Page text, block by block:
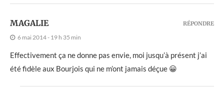
MAGALIE
6 mai 2014 - 19 h 35 min
Effectivement ça ne donne pas envie, moi jusqu’à présent j’ai
été fidèle aux Bourjois qui ne m’ont jamais déçue 😀
RÉPONDRE